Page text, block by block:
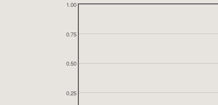
0.25
0.50
0.75
1.00